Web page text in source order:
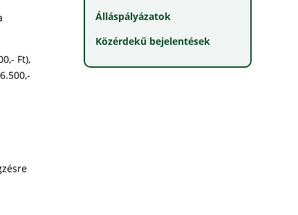
Ft),
Álláspályázatok
Közérdekű bejelentések